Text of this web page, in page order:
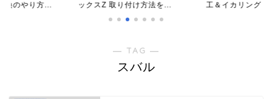
換のやり方...
ックスZ 取り付け方法を...
工＆イカリング取
― TAG ―
スバル